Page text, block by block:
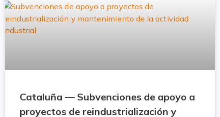
Cataluña — Subvenciones de apoyo a
proyectos de reindustrialización y